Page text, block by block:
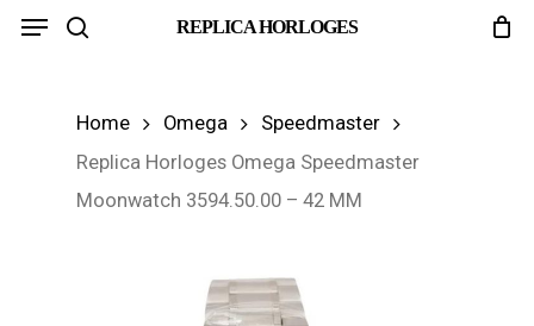
Skip
REPLICA HORLOGES
Menu
Home Omega
Speedmaster
Replica Horloges Omega Speedmaster
Moonwatch 3594.50.00 – 42 MM